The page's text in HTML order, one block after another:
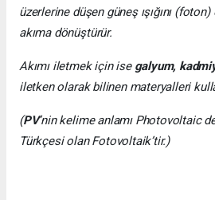
üzerlerine düşen güneş ışığını
akıma dönüştürür.
Akımı iletmek için ise galyum,
iletken olarak bilinen materyalleri
(PV’nin kelime anlamı Photovoltaic
Türkçesi olan Fotovoltaik’tir.)